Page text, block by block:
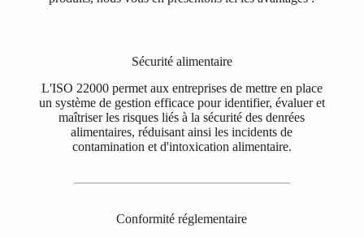
Sécurité alimentaire
L'ISO 22000 permet aux entreprises de mettre en place
un système de gestion efficace pour identifier, évaluer et
maîtriser les risques liés à la sécurité des denrées
alimentaires, réduisant ainsi les incidents de
contamination et d'intoxication alimentaire.
Conformité réglementaire